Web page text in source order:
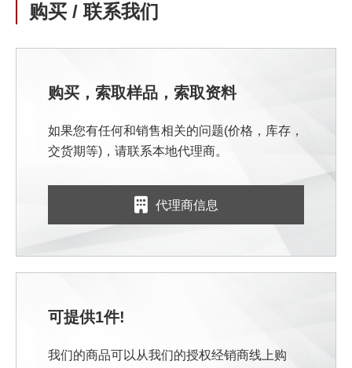
购买 / 联系我们
购买，索取样品，索取资料
如果您有任何和销售相关的问题(价格，库存，
交货期等)，请联系本地代理商。
代理商信息
可提供1件!
我们的商品可以从我们的授权经销商线上购